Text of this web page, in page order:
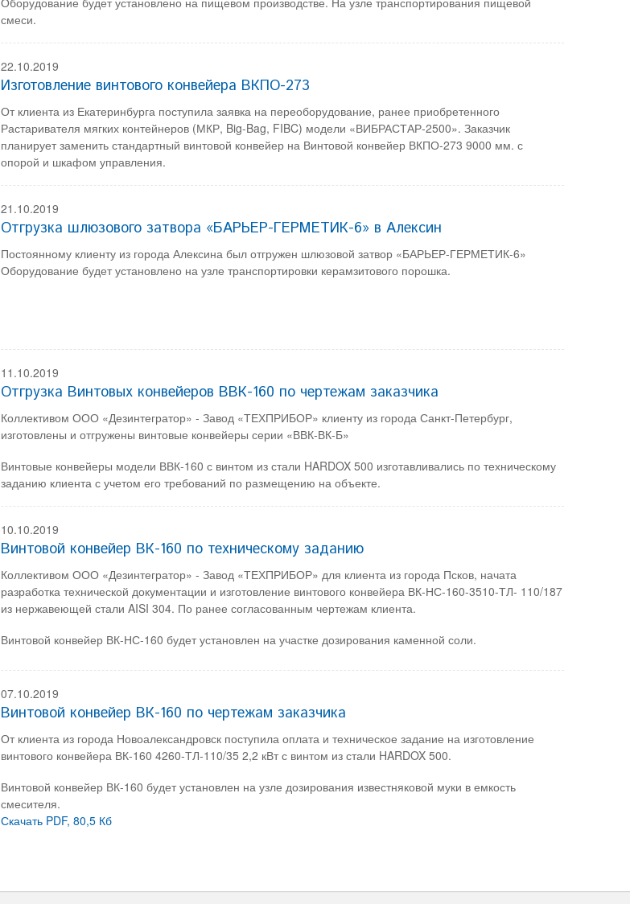
смеси.
22.10.2019
Изготовление винтового конвейера ВКПО-273
От клиента из Екатеринбурга поступила заявка на переоборудование, ранее приобретенного
Растаривателя мягких контейнеров (МКР, Big-Bag, FIBC) модели «ВИБРАСТАР-2500». Заказчик
планирует заменить стандартный винтовой конвейер на Винтовой конвейер ВКПО-273 9000 мм. с
опорой и шкафом управления.
21.10.2019
Отгрузка шлюзового затвора «БАРЬЕР-ГЕРМЕТИК-6» в Алексин
Постоянному клиенту из города Алексина был отгружен шлюзовой затвор «БАРЬЕР-ГЕРМЕТИК-6»
Оборудование будет установлено на узле транспортировки керамзитового порошка.
11.10.2019
Отгрузка Винтовых конвейеров ВВК-160 по чертежам заказчика
Коллективом ООО «Дезинтегратор» - Завод «ТЕХПРИБОР» клиенту из города Санкт-Петербург,
изготовлены и отгружены винтовые конвейеры серии «ВВК-ВК-Б»
Винтовые конвейеры модели ВВК-160 с винтом из стали HARDOX 500 изготавливались по техническому
заданию клиента с учетом его требований по размещению на объекте.
10.10.2019
Винтовой конвейер ВК-160 по техническому заданию
Коллективом ООО «Дезинтегратор» - Завод «ТЕХПРИБОР» для клиента из города Псков, начата
разработка технической документации и изготовление винтового конвейера ВК-НС-160-3510-ТЛ- 110/187
из нержавеющей стали AISI 304. По ранее согласованным чертежам клиента.
Винтовой конвейер ВК-НС-160 будет установлен на участке дозирования каменной соли.
07.10.2019
Винтовой конвейер ВК-160 по чертежам заказчика
От клиента из города Новоалександровск поступила оплата и техническое задание на изготовление
винтового конвейера ВК-160 4260-ТЛ-110/35 2,2 кВт с винтом из стали HARDOX 500.
Винтовой конвейер ВК-160 будет установлен на узле дозирования известняковой муки в емкость
смесителя.
Скачать PDF, 80,5 Кб